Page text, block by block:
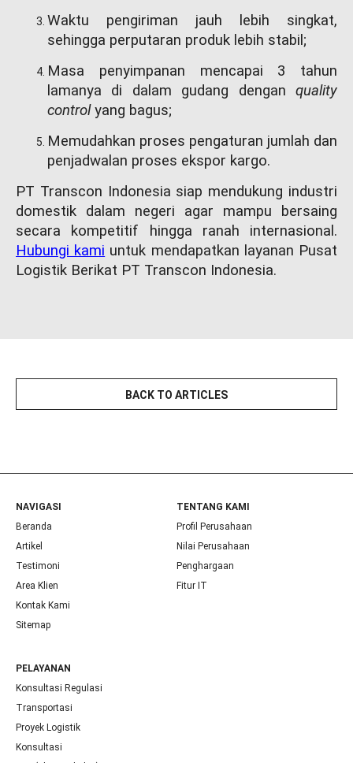
Waktu pengiriman jauh lebih singkat,
sehingga perputaran produk lebih stabil;
Masa penyimpanan mencapai 3 tahun
lamanya di dalam gudang dengan quality
controlyang bagus;
Memudahkan proses pengaturan jumlah dan
penjadwalan proses ekspor kargo.
PT Transcon Indonesia siap mendukung industri
domestik dalam negeri agar mampu bersaing
secara kompetitif hingga ranah internasional.
Hubungi kami untuk mendapatkan layanan Pusat
Logistik Berikat PT Transcon Indonesia.
BACK TO ARTICLES
NAVIGASI
Beranda
Artikel
Testimoni
Area Klien
Kontak Kami
Sitemap
TENTANG KAMI
Profil Perusahaan
Nilai Perusahaan
Penghargaan
Fitur IT
PELAYANAN
Konsultasi Regulasi
Transportasi
Proyek Logistik
Konsultasi